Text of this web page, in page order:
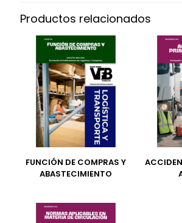
Productos relacionados
FUNCIÓN DE COMPRAS Y
ABASTECIMIENTO